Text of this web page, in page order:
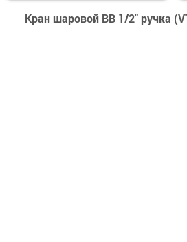
Кран шаровой ВВ 1/2" ручка